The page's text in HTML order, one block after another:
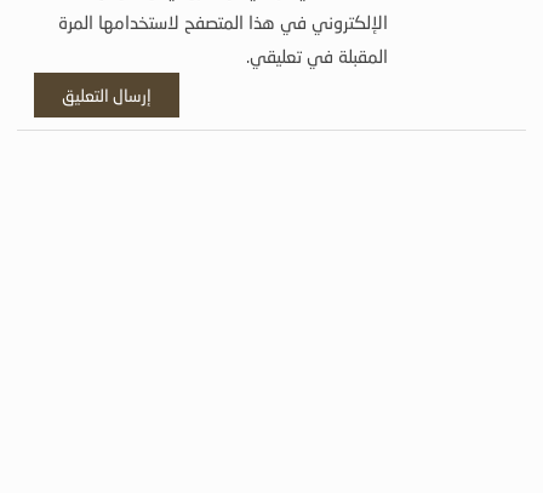
الإلكتروني في هذا المتصفح لاستخدامها المرة
المقبلة في تعليقي.